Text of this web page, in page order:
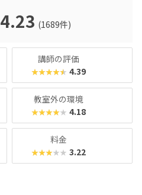
4.23 (1689件)
講師の評価
★★★★★ 4.39
教室外の環境
★★★★★ 4.18
料金
★★★★★ 3.22